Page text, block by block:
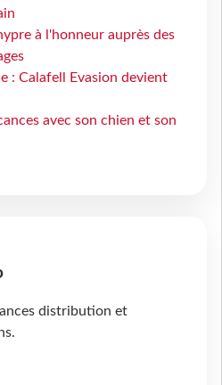
à l'honneur auprès des
: Calafell Evasion devient
avec son chien et son
distribution et